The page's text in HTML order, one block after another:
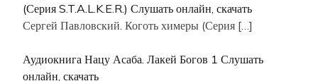
(Серия S.T.A.L.K.E.R.) Слушать онлайн, скачать
Сергей Павловский. Коготь химеры (Серия […]
Аудиокнига Нацу Асаба. Лакей Богов 1 Слушать
онлайн, скачать